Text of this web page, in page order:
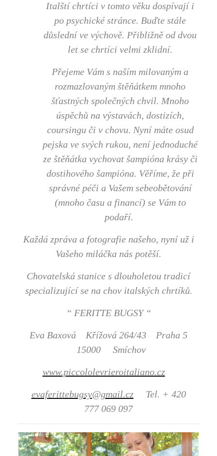
Italští chrtíci v tomto věku dospívají i
po psychické stránce. Buďte stále
důslední ve výchově. Přibližně od dvou
let se chrtíci velmi zklidní.
Přejeme Vám s naším milovaným a
rozmazlovaným štěňátkem mnoho
šťastných společných chvil. Mnoho
úspěchů na výstavách, dostizích,
coursingu či v chovu. Nyní máte osud
pejska ve svých rukou, není jednoduché
ze štěňátka vychovat šampióna krásy či
dostihového šampióna. Věříme, že při
správné péči a Vašem sebeobětování
(mnoho času a financí) se Vám to
podaří.
Každá zpráva a fotografie našeho, nyní už i
Vašeho miláčka nás potěší.
Chovatelská stanice s dlouholetou tradicí
specializující se na chov italských chrtíků.
“ FERITTE BUGSY “
Eva Baxová Křížová 264/43 Praha 5
15000 Smíchov
www.piccololevrieroitaliano.cz
evaferittebugsy@gmail.czTel. + 420
777 069 097